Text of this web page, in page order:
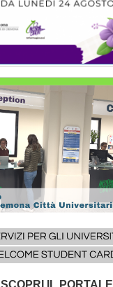
SCOPRI IL PORTALE